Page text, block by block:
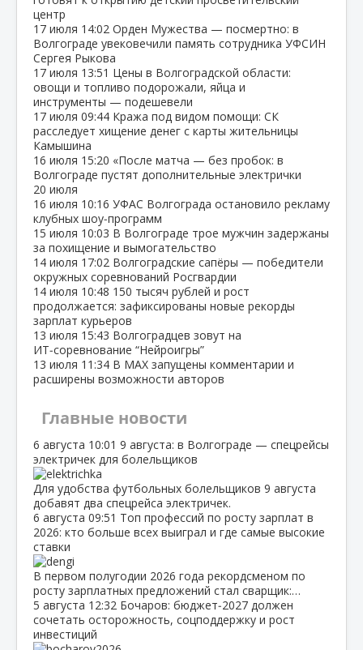
центр
17 июля 14:02 Орден Мужества — посмертно: в
Волгограде увековечили память сотрудника УФСИН
Сергея Рыкова
17 июля 13:51 Цены в Волгоградской области:
овощи и топливо подорожали, яйца и
инструменты — подешевели
17 июля 09:44 Кража под видом помощи: СК
расследует хищение денег с карты жительницы
Камышина
16 июля 15:20 «После матча — без пробок: в
Волгограде пустят дополнительные электрички
20 июля
16 июля 10:16 УФАС Волгограда остановило рекламу
клубных шоу‑программ
15 июля 10:03 В Волгограде трое мужчин задержаны
за похищение и вымогательство
14 июля 17:02 Волгоградские сапёры — победители
окружных соревнований Росгвардии
14 июля 10:48 150 тысяч рублей и рост
продолжается: зафиксированы новые рекорды
зарплат курьеров
13 июля 15:43 Волгоградцев зовут на
ИТ‑соревнование “Нейроигры”
13 июля 11:34 В МАХ запущены комментарии и
расширены возможности авторов
Главные новости
6 августа 10:01 9 августа: в Волгограде — спецрейсы
электричек для болельщиков
Для удобства футбольных болельщиков 9 августа
добавят два спецрейса электричек.
6 августа 09:51 Топ профессий по росту зарплат в
2026: кто больше всех выиграл и где самые высокие
ставки
В первом полугодии 2026 года рекордсменом по
росту зарплатных предложений стал сварщик:…
5 августа 12:32 Бочаров: бюджет‑2027 должен
сочетать осторожность, соцподдержку и рост
инвестиций